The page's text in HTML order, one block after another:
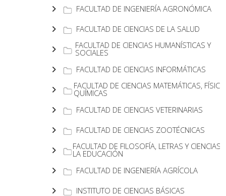
FACULTAD DE INGENIERÍA AGRONÓMICA
FACULTAD DE CIENCIAS DE LA SALUD
FACULTAD DE CIENCIAS HUMANÍSTICAS Y
SOCIALES
FACULTAD DE CIENCIAS INFORMÁTICAS
FACULTAD DE CIENCIAS MATEMÁTICAS,
QUÍMICAS
FACULTAD DE CIENCIAS VETERINARIAS
FACULTAD DE CIENCIAS ZOOTÉCNICAS
FACULTAD DE FILOSOFÍA, LETRAS Y CIENCIAS
LA EDUCACIÓN
FACULTAD DE INGENIERÍA AGRÍCOLA
INSTITUTO DE CIENCIAS BÁSICAS